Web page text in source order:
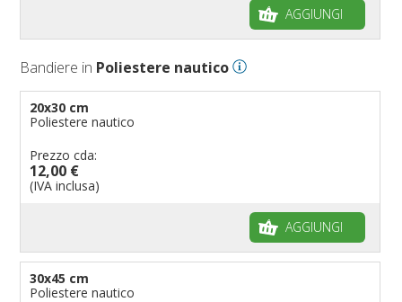
Bandiere per eventi religiosi
Bandiere per ambasciate
Bandiere per riserve naturali e parchi
Bandiere per musicisti
pennoni per bandiere
AGGIUNGI
Bandiere in Poliestere nautico
20x30 cm
Poliestere nautico
Prezzo cda:
12,00 €
(IVA inclusa)
AGGIUNGI
30x45 cm
Poliestere nautico